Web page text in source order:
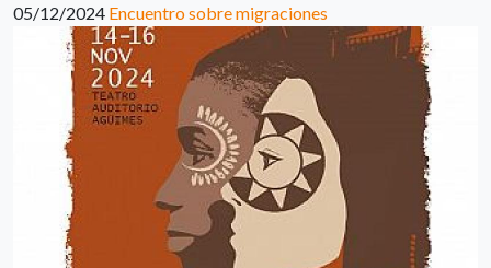
05/12/2024 Encuentro sobre migraciones